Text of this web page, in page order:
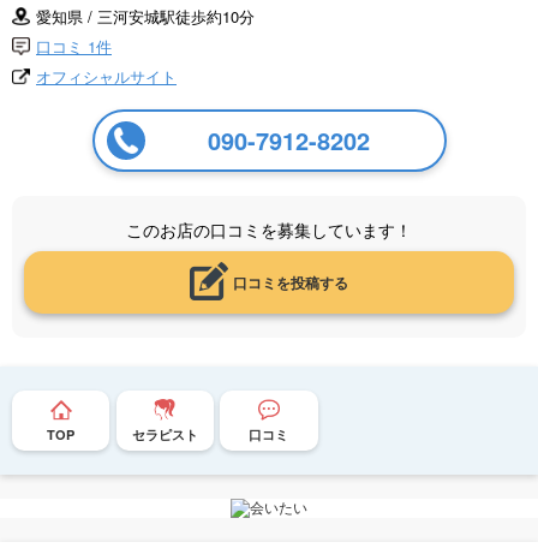
愛知県 / 三河安城駅徒歩約10分
口コミ 1件
オフィシャルサイト
090-7912-8202
このお店の口コミを募集しています！
口コミを投稿する
TOP セラピスト 口コミ